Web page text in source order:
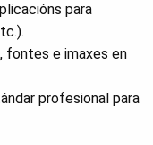
para
fontes e imaxes en
profesional para